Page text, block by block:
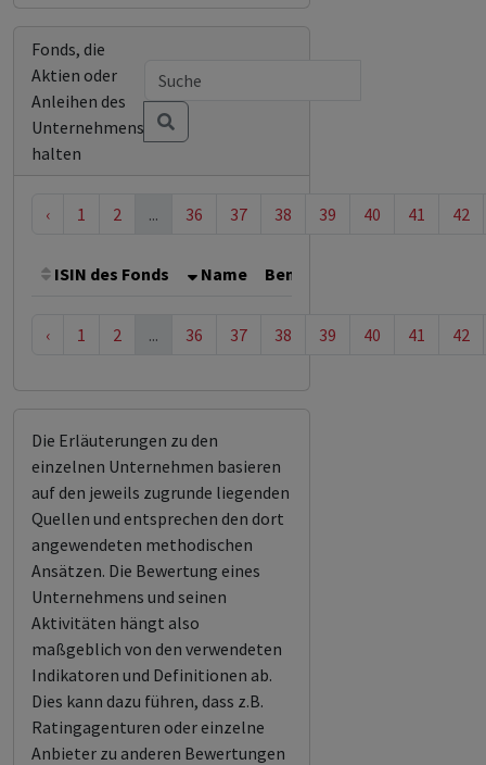
Fonds, die
Aktien oder
Anleihen des
Unternehmens
halten
‹ 1 2 ... 36 37 38 39 40 41 42
ISIN des Fonds Name Bemerkung
‹ 1 2 ... 36 37 38 39 40 41 42
Die Erläuterungen zu den
einzelnen Unternehmen basieren
auf den jeweils zugrunde liegenden
Quellen und entsprechen den dort
angewendeten methodischen
Ansätzen. Die Bewertung eines
Unternehmens und seinen
Aktivitäten hängt also
maßgeblich von den verwendeten
Indikatoren und Definitionen ab.
Dies kann dazu führen, dass z.B.
Ratingagenturen oder einzelne
Anbieter zu anderen Bewertungen